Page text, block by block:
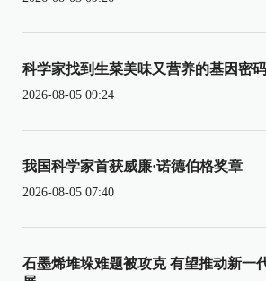
科学家找到生菜美味又营养的基因密码
2026-08-05 09:24
我国科学家首获威廉·诺德伯格奖章
2026-08-05 07:40
石墨烯堆垛难题被攻克 有望推动新一